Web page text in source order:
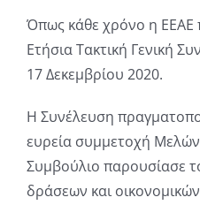
Όπως κάθε χρόνο η ΕΕΑΕ
Ετήσια Τακτική Γενική
17 Δεκεμβρίου 2020.
Η Συνέλευση
ευρεία συμμετοχή
Συμβούλιο παρουσίασε
δράσεων και